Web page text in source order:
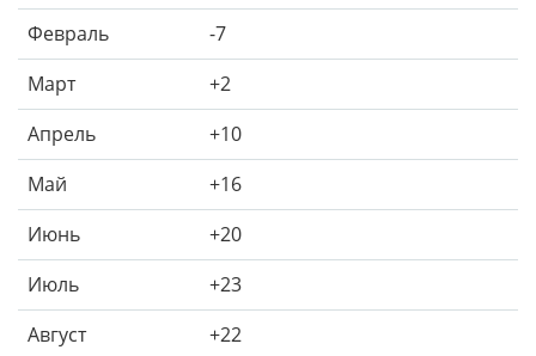
Февраль
-7
Март
+2
Апрель
+10
Май
+16
Июнь
+20
Июль
+23
Август
+22